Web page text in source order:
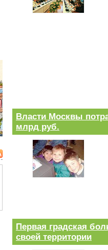
Власти Москвы
млрд руб.
Первая градская
своей территории